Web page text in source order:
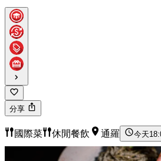
分享
國際菜 休閒餐飲 通羅 今天